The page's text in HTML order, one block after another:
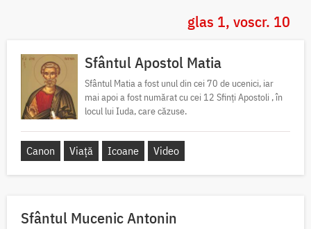
glas 1, voscr. 10
Sfântul Apostol Matia
Sfântul Matia a fost unul din cei 70 de ucenici, iar
mai apoi a fost numărat cu cei 12 Sfinți Apostoli , în
locul lui Iuda, care căzuse.
Canon Viață Icoane Video
Sfântul Mucenic Antonin